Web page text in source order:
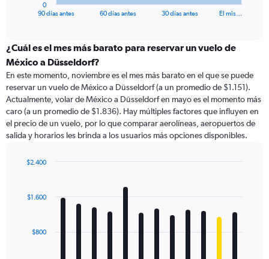
categories.
Range:
categories.
The
chart
has
1
Y
displaying
90 días antes 60 días antes 30 días antes El mis…
0
¿Cuál es el mes más barato para reservar un vuelo de
México a Düsseldorf?
En este momento, noviembre es el mes más barato en el que se puede
reservar un vuelo de México a Düsseldorf (a un promedio de $1.151).
Actualmente, volar de México a Düsseldorf en mayo es el momento más
caro (a un promedio de $1.836). Hay múltiples factores que influyen en
el precio de un vuelo, por lo que comparar aerolíneas, aeropuertos de
salida y horarios les brinda a los usuarios más opciones disponibles.
with
12
The$800
$1.600
$2.400